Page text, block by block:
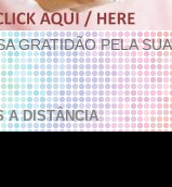
GRATIDÃO PELA SUA
A DISTÂNCIA